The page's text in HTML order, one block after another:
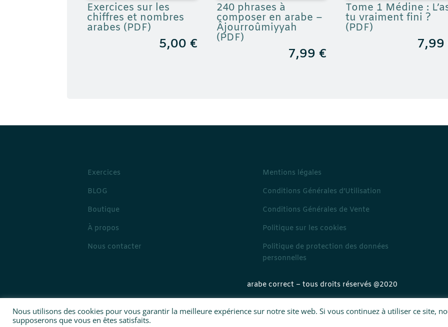
Exercices sur les
chiffres et nombres
arabes (PDF)
5,00 €
240 phrases à
composer en arabe –
Âjourroûmiyyah
(PDF)
7,99€
Tome 1 Médine :
tu vraiment fini ?
(PDF)
7,99
Exercices
BLOG
Boutique
À propos
Nous contacter
Mentions légales
Conditions Générales d’Utilisation
Conditions Générales de Vente
Politique sur les cookies
Politique de protection des données
personnelles
arabe correct – tous droits réservés @2020
Nous utilisons des cookies pour vous garantir la meilleure expérience sur notre site web. Si vous continuez à utiliser ce site,
supposerons que vous en êtes satisfaits.